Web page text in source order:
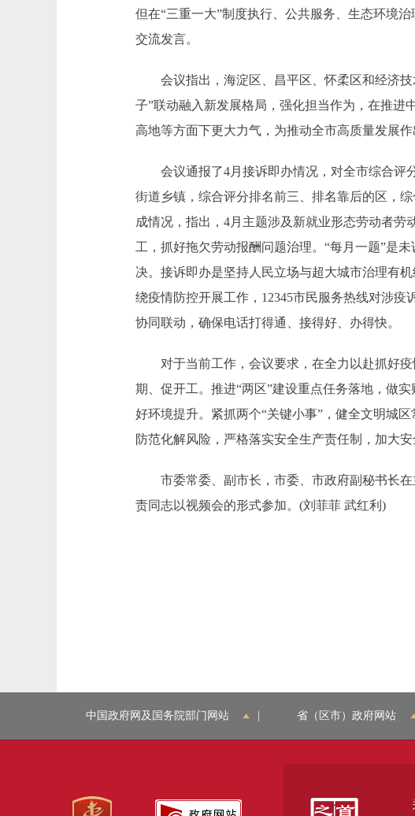
但在“三重一大”制度执行、公共服务、生态环境
交流发言。
会议指出，海淀区、昌平区、怀柔区和经济技
子”联动融入新发展格局，强化担当作为，在推
高地等方面下更大力气，为推动全市高质量发展作
会议通报了4月接诉即办情况，对全市综合评分
街道乡镇，综合评分排名前三、排名靠后的区，
成情况，指出，4月主题涉及新就业形态劳动者
工，抓好拖欠劳动报酬问题治理。“每月一题”是
决。接诉即办是坚持人民立场与超大城市治理有
绕疫情防控开展工作，12345市民服务热线对涉
协同联动，确保电话打得通、接得好、办得快。
对于当前工作，会议要求，在全力以赴抓好疫
期、促开工。推进“两区”建设重点任务落地，做
好环境提升。紧抓两个“关键小事”，健全文明城
防范化解风险，严格落实安全生产责任制，加大
市委常委、副市长，市委、市政府副秘书长在
责同志以视频会的形式参加。(刘菲菲 武红利)
中国政府网及国务院部门网站 省（区市）政府网站